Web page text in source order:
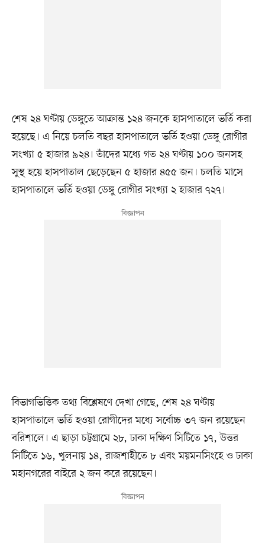
শেষ ২৪ ঘণ্টায় ডেঙ্গুতে আক্রান্ত ১২৪ জনকে হাসপাতালে ভর্তি করা
হয়েছে। এ নিয়ে চলতি বছর হাসপাতালে ভর্তি হওয়া ডেঙ্গু রোগীর
সংখ্যা ৫ হাজার ৯২৪। তাঁদের মধ্যে গত ২৪ ঘণ্টায় ১০০ জনসহ
সুস্থ হয়ে হাসপাতাল ছেড়েছেন ৫ হাজার ৪৫৫ জন। চলতি মাসে
হাসপাতালে ভর্তি হওয়া ডেঙ্গু রোগীর সংখ্যা ২ হাজার ৭২৭।
বিভাগভিত্তিক তথ্য বিশ্লেষণে দেখা গেছে, শেষ ২৪ ঘণ্টায়
হাসপাতালে ভর্তি হওয়া রোগীদের মধ্যে সর্বোচ্চ ৩৭ জন রয়েছেন
বরিশালে। এ ছাড়া চট্টগ্রামে ২৮, ঢাকা দক্ষিণ সিটিতে ১৭, উত্তর
সিটিতে ১৬, খুলনায় ১৪, রাজশাহীতে ৮ এবং ময়মনসিংহে ও ঢাকা
মহানগরের বাইরে ২ জন করে রয়েছেন।